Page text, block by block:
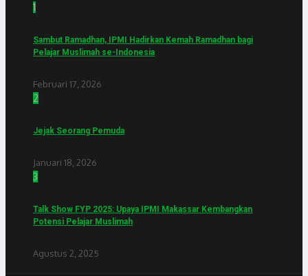
1
Sambut Ramadhan, IPMI Hadirkan Kemah Ramadhan bagi
Pelajar Muslimah se-Indonesia
Februari 17, 2026
2
Jejak Seorang Pemuda
Januari 18, 2026
3
Talk Show FYP 2025: Upaya IPMI Makassar Kembangkan
Potensi Pelajar Muslimah
Agustus 2, 2025